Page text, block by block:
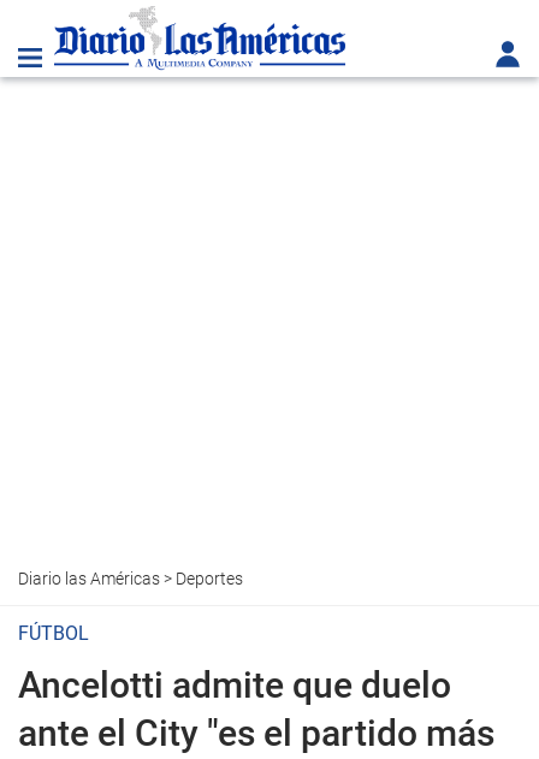
Diario las Américas> Deportes
FÚTBOL
Ancelotti admite que duelo
ante el City "es el partido más